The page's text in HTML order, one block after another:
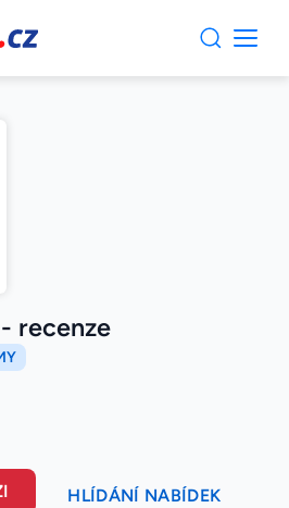
recenze
HLÍDÁNÍ NABÍDEK